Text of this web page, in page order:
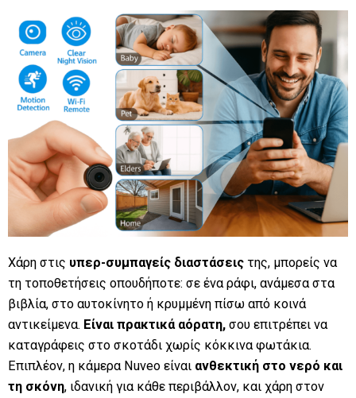
Χάρη στις υπερ-συμπαγείς διαστάσεις της, μπορείς να
τη τοποθετήσεις οπουδήποτε: σε ένα ράφι, ανάμεσα στα
βιβλία, στο αυτοκίνητο ή κρυμμένη πίσω από κοινά
αντικείμενα. Είναι πρακτικά αόρατη, σου επιτρέπει να
καταγράφεις στο σκοτάδι χωρίς κόκκινα φωτάκια.
Επιπλέον, η κάμερα Nuveo είναι ανθεκτική στο νερό και
τη σκόνη, ιδανική για κάθε περιβάλλον, και χάρη στον